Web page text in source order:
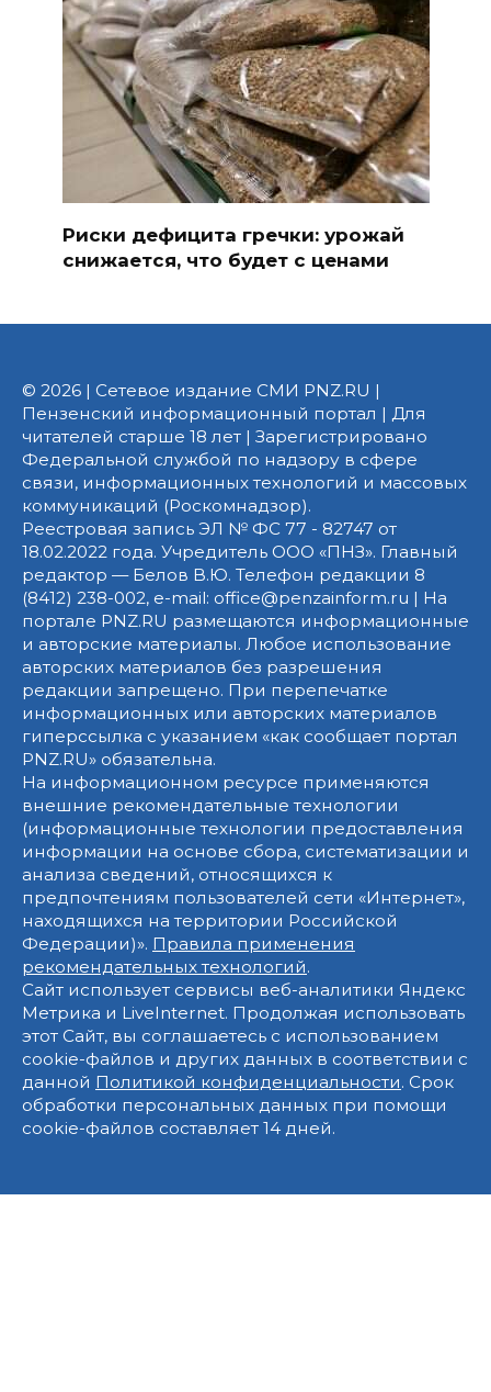
Риски дефицита гречки: урожай
снижается, что будет с ценами
© 2026 | Сетевое издание СМИ PNZ.RU |
Пензенский информационный портал | Для
читателей старше 18 лет | Зарегистрировано
Федеральной службой по надзору в сфере
связи, информационных технологий и массовых
коммуникаций (Роскомнадзор).
Реестровая запись ЭЛ № ФС 77 - 82747 от
18.02.2022 года. Учредитель ООО «ПНЗ». Главный
редактор — Белов В.Ю. Телефон редакции 8
(8412) 238-002, e-mail: office@penzainform.ru | На
портале PNZ.RU размещаются информационные
и авторские материалы. Любое использование
авторских материалов без разрешения
редакции запрещено. При перепечатке
информационных или авторских материалов
гиперссылка с указанием «как сообщает портал
PNZ.RU» обязательна.
На информационном ресурсе применяются
внешние рекомендательные технологии
(информационные технологии предоставления
информации на основе сбора, систематизации и
анализа сведений, относящихся к
предпочтениям пользователей сети «Интернет»,
находящихся на территории Российской
Федерации)». Правила применения
рекомендательных технологий.
Сайт использует сервисы веб-аналитики Яндекс
Метрика и LiveInternet. Продолжая использовать
этот Сайт, вы соглашаетесь с использованием
cookie-файлов и других данных в соответствии с
данной Политикой конфиденциальности. Срок
обработки персональных данных при помощи
cookie-файлов составляет 14 дней.